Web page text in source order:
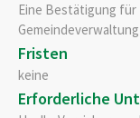
Eine Bestätigung
Fristen
keine
Erforderliche